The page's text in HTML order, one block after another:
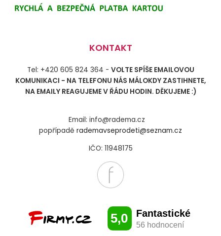
KONTAKT
Tel: +420 605 824 364 - VOLTE SPÍŠE EMAILOVOU
KOMUNIKACI - NA TELEFONU NÁS MÁLOKDY ZASTIHNETE,
NA EMAILY REAGUJEME V ŘÁDU HODIN. DĚKUJEME :)
Email: info@radema.cz
popřípadě rademavseprodeti@seznam.cz
IČO: 11948175